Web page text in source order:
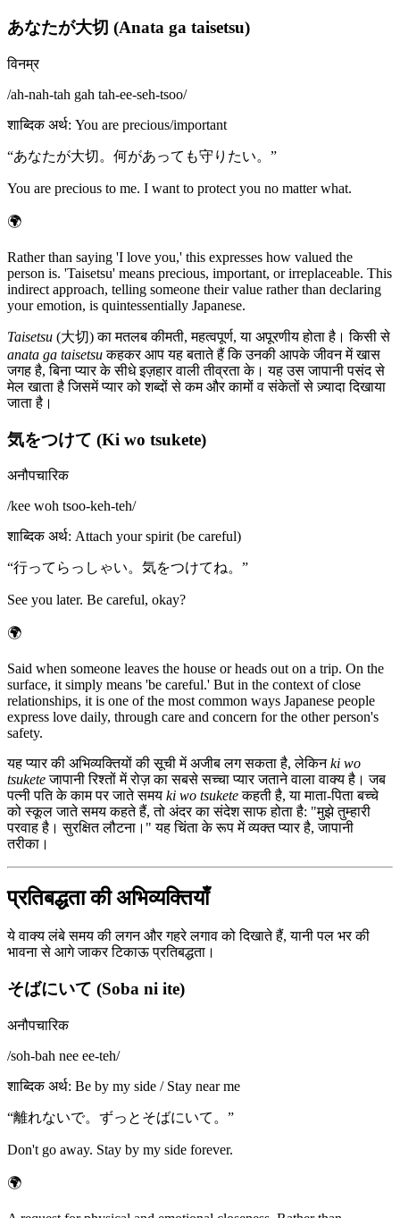
あなたが大切 (Anata ga taisetsu)
विनम्र
/ah-nah-tah gah tah-ee-seh-tsoo/
शाब्दिक अर्थ: You are precious/important
“あなたが大切。何があっても守りたい。 ”
You are precious to me. I want to protect you no matter what.
🌍
Rather than saying 'I love you,' this expresses how valued the
person is. 'Taisetsu' means precious, important, or irreplaceable. This
indirect approach, telling someone their value rather than declaring
your emotion, is quintessentially Japanese.
Taisetsu (大切) का मतलब कीमती, महत्वपूर्ण, या अपूरणीय होता है। किसी से
anata ga taisetsuकहकर आप यह बताते हैं कि उनकी आपके जीवन में खास
जगह है, बिना प्यार के सीधे इज़हार वाली तीव्रता के। यह उस जापानी पसंद से
मेल खाता है जिसमें प्यार को शब्दों से कम और कामों व संकेतों से ज़्यादा दिखाया
जाता है।
気をつけて (Ki wo tsukete)
अनौपचारिक
/kee woh tsoo-keh-teh/
शाब्दिक अर्थ: Attach your spirit (be careful)
“行ってらっしゃい。気をつけてね。 ”
See you later. Be careful, okay?
🌍
Said when someone leaves the house or heads out on a trip. On the
surface, it simply means 'be careful.' But in the context of close
relationships, it is one of the most common ways Japanese people
express love daily, through care and concern for the other person's
safety.
यह प्यार की अभिव्यक्तियों की सूची में अजीब लग सकता है, लेकिनki wo
tsuketeजापानी रिश्तों में रोज़ का सबसे सच्चा प्यार जताने वाला वाक्य है। जब
पत्नी पति के काम पर जाते समय ki wo tsuketeकहती है, या माता-पिता बच्चे
को स्कूल जाते समय कहते हैं, तो अंदर का संदेश साफ होता है: "मुझे तुम्हारी
परवाह है। सुरक्षित लौटना।" यह चिंता के रूप में व्यक्त प्यार है, जापानी
तरीका।
प्रतिबद्धता की अभिव्यक्तियाँ
ये वाक्य लंबे समय की लगन और गहरे लगाव को दिखाते हैं, यानी पल भर की
भावना से आगे जाकर टिकाऊ प्रतिबद्धता।
そばにいて (Soba ni ite)
अनौपचारिक
/soh-bah nee ee-teh/
शाब्दिक अर्थ: Be by my side / Stay near me
“離れないで。ずっとそばにいて。 ”
Don't go away. Stay by my side forever.
🌍